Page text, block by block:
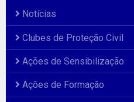
Notícias
Clubes de Proteção Civil
Ações de Sensibilização
Ações de Formação